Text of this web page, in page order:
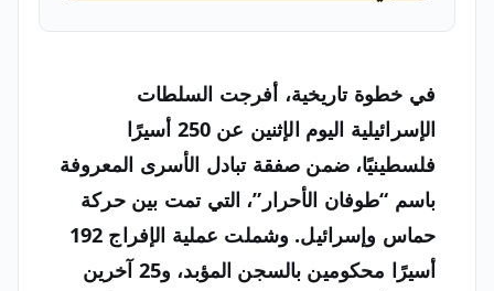
في خطوة تاريخية، أفرجت السلطات
الإسرائيلية اليوم الإثنين عن 250 أسيرًا
فلسطينيًا، ضمن صفقة تبادل الأسرى المعروفة
باسم “طوفان الأحرار”، التي تمت بين حركة
حماس وإسرائيل. وشملت عملية الإفراج 192
أسيرًا محكومين بالسجن المؤبد، و25 آخرين